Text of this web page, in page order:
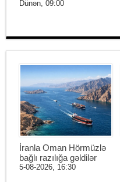
Dünən, 09:00
İranla Oman Hörmüzlə
bağlı razılığa gəldilər
5-08-2026, 16:30